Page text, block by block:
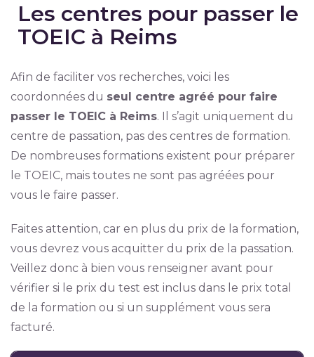
Les centres pour passer le
TOEIC à Reims
Afin de faciliter vos recherches, voici les
coordonnées du seul centre agréé pour faire
passer le TOEIC à Reims. Il s’agit uniquement du
centre de passation, pas des centres de formation.
De nombreuses formations existent pour préparer
le TOEIC, mais toutes ne sont pas agréées pour
vous le faire passer.
Faites attention, car en plus du prix de la formation,
vous devrez vous acquitter du prix de la passation.
Veillez donc à bien vous renseigner avant pour
vérifier si le prix du test est inclus dans le prix total
de la formation ou si un supplément vous sera
facturé.